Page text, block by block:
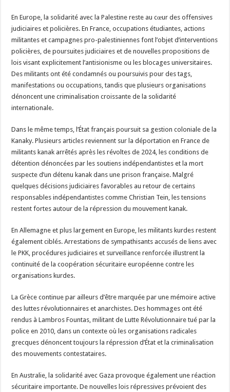
En Europe, la solidarité avec la Palestine reste au cœur des offensives
judiciaires et policières. En France, occupations étudiantes, actions
militantes et campagnes pro-palestiniennes font l’objet d’interventions
policières, de poursuites judiciaires et de nouvelles propositions de
lois visant explicitement l’antisionisme ou les blocages universitaires.
Des militants ont été condamnés ou poursuivis pour des tags,
manifestations ou occupations, tandis que plusieurs organisations
dénoncent une criminalisation croissante de la solidarité
internationale.
Dans le même temps, l’État français poursuit sa gestion coloniale de la
Kanaky. Plusieurs articles reviennent sur la déportation en France de
militants kanak arrêtés après les révoltes de 2024, les conditions de
détention dénoncées par les soutiens indépendantistes et la mort
suspecte d’un détenu kanak dans une prison française. Malgré
quelques décisions judiciaires favorables au retour de certains
responsables indépendantistes comme Christian Tein, les tensions
restent fortes autour de la répression du mouvement kanak.
En Allemagne et plus largement en Europe, les militants kurdes restent
également ciblés. Arrestations de sympathisants accusés de liens avec
le PKK, procédures judiciaires et surveillance renforcée illustrent la
continuité de la coopération sécuritaire européenne contre les
organisations kurdes.
La Grèce continue par ailleurs d’être marquée par une mémoire active
des luttes révolutionnaires et anarchistes. Des hommages ont été
rendus à Lambros Fountas, militant de Lutte Révolutionnaire tué par la
police en 2010, dans un contexte où les organisations radicales
grecques dénoncent toujours la répression d’État et la criminalisation
des mouvements contestataires.
En Australie, la solidarité avec Gaza provoque également une réaction
sécuritaire importante. De nouvelles lois répressives prévoient des